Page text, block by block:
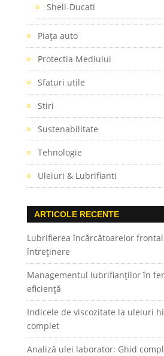
Shell-Ducati
Piaţa auto
Protectia Mediului
Sfaturi utile
Stiri
Sustenabilitate
Tehnologie
Uleiuri & Lubrifianti
ARTICOLE RECENTE
Lubrifierea încărcătoarelor
întreținere
Managementul lubrifianților în
eficiență
Indicele de viscozitate la uleiuri
complet
Analiză ulei laborator: Ghid